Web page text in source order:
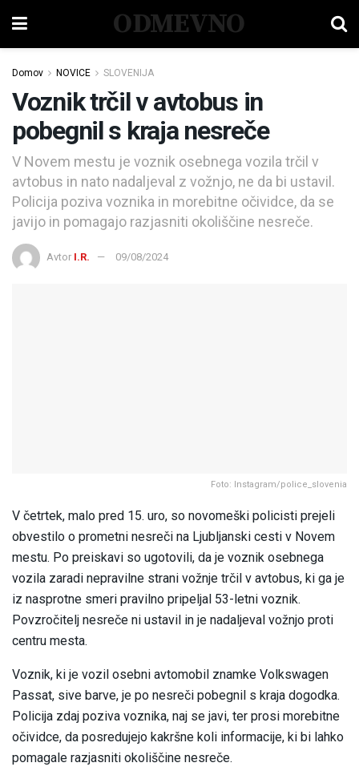
ODMEVNO
Domov NOVICE SLOVENIJA
Voznik trčil v avtobus in
pobegnil s kraja nesreče
V Novem mestu je voznik osebnega vozila trčil v
avtobus in nato nadaljeval z vožnjo, ne da bi ustavil.
Policija poziva voznika in morebitne očividce, da se
javijo in pomagajo razjasniti okoliščine nesreče.
Avtor I.R. 09/08/2024
Foto: Instagram/police_slovenia
V četrtek, malo pred 15. uro, so novomeški policisti prejeli
obvestilo o prometni nesreči na Ljubljanski cesti v Novem
mestu. Po preiskavi so ugotovili, da je voznik osebnega
vozila zaradi nepravilne strani vožnje trčil v avtobus, ki ga je
iz nasprotne smeri pravilno pripeljal 53-letni voznik.
Povzročitelj nesreče ni ustavil in je nadaljeval vožnjo proti
centru mesta.
Voznik, ki je vozil osebni avtomobil znamke Volkswagen
Passat, sive barve, je po nesreči pobegnil s kraja dogodka.
Policija zdaj poziva voznika, naj se javi, ter prosi morebitne
očividce, da posredujejo kakršne koli informacije, ki bi lahko
pomagale razjasniti okoliščine nesreče.